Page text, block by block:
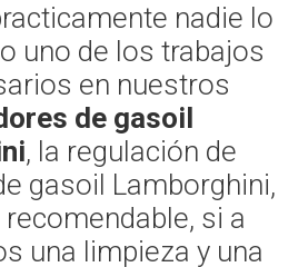
nadie lo
uno de los trabajos
en nuestros
de gasoil
, la regulación de
gasoil Lamborghini,
si a
una limpieza y una